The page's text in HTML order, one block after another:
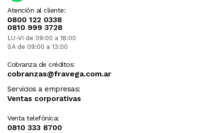
Atención al cliente:
0800 122 0338
0810 999 3728
LU-VI de 09:00 a 18:00
SA de 09:00 a 13:00
Cobranza de créditos:
cobranzas@fravega.com.ar
Servicios a empresas:
Ventas corporativas
Venta telefónica:
0810 333 8700